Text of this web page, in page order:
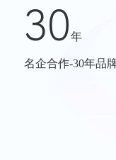
30年
名企合作-30年品